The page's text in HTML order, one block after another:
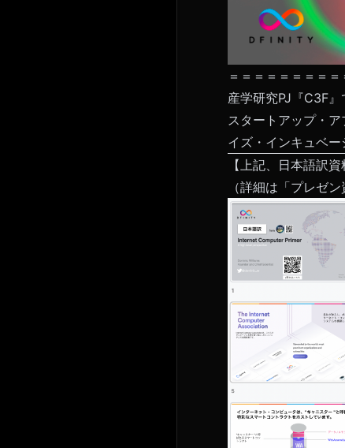
＝＝＝＝＝＝＝＝＝
産学研究PJ『C3F』
スタートアップ・
イズ・インキュベ
【上記、日本語訳資
（詳細は「プレゼ